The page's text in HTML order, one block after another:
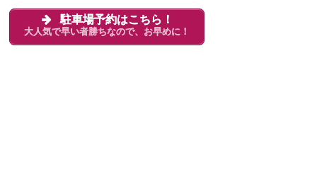
駐車場予約はこちら！
大人気で早い者勝ちなので、お早めに！